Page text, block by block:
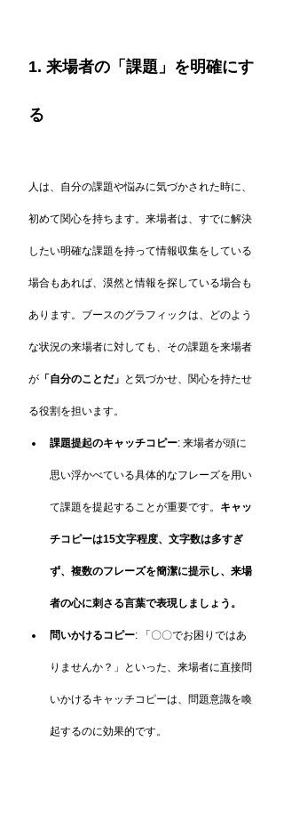
1. 来場者の「課題」を明確にす
る
人は、自分の課題や悩みに気づかされた時に、
初めて関心を持ちます。来場者は、すでに解決
したい明確な課題を持って情報収集をしている
場合もあれば、漠然と情報を探している場合も
あります。ブースのグラフィックは、どのよう
な状況の来場者に対しても、その課題を来場者
が 「自分のことだ」 と気づかせ、関心を持たせ
る役割を担います。
課題提起のキャッチコピー: 来場者が頭に
思い浮かべている具体的なフレーズを用い
て課題を提起することが重要です。 キャッ
チコピーは15文字程度、文字数は多すぎ
ず、複数のフレーズを簡潔に提示し、来場
者の心に刺さる言葉で表現しましょう。
問いかけるコピー: 「〇〇でお困りではあ
りませんか？」といった、来場者に直接問
いかけるキャッチコピーは、問題意識を喚
起するのに効果的です。